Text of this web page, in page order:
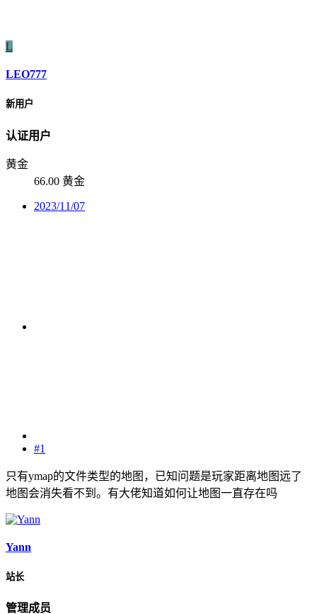
L
LEO777
新用户
认证用户
黄金
66.00 黄金
2023/11/07
#1
只有ymap的文件类型的地图，已知问题是玩家距离地图远了
地图会消失看不到。有大佬知道如何让地图一直存在吗
Yann
站长
管理成员